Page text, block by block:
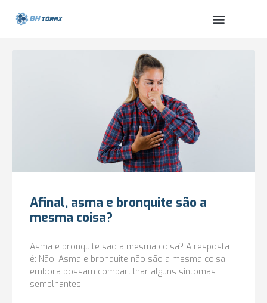
Afinal, asma e bronquite são a
mesma coisa?
Asma e bronquite são a mesma coisa? A resposta
é: Não! Asma e bronquite não são a mesma coisa,
embora possam compartilhar alguns sintomas
semelhantes